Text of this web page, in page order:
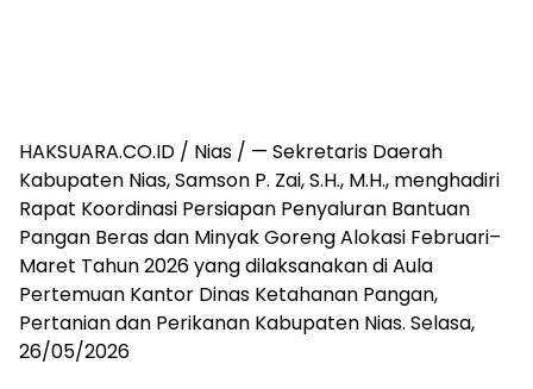
HAKSUARA.CO.ID / Nias / — Sekretaris Daerah
Kabupaten Nias, Samson P. Zai, S.H., M.H., menghadiri
Rapat Koordinasi Persiapan Penyaluran Bantuan
Pangan Beras dan Minyak Goreng Alokasi Februari–
Maret Tahun 2026 yang dilaksanakan di Aula
Pertemuan Kantor Dinas Ketahanan Pangan,
Pertanian dan Perikanan Kabupaten Nias. Selasa,
26/05/2026